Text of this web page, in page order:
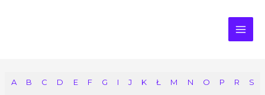
A B C D E F G I J K Ł M N O P R S